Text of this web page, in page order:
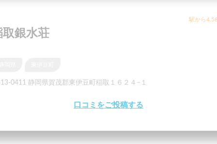
駅から
取銀水荘
0411 静岡県賀茂郡東伊豆町稲取１６２４−１
口コミをご投稿する